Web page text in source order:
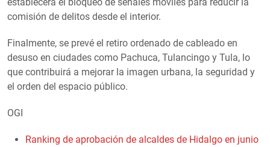
comisión de delitos desde el interior.
Finalmente, se prevé el retiro ordenado de cableado en
desuso en ciudades como Pachuca, Tulancingo y Tula, lo
que contribuirá a mejorar la imagen urbana, la seguridad y
el orden del espacio público.
OGI
Ranking de aprobación de alcaldes de Hidalgo en junio